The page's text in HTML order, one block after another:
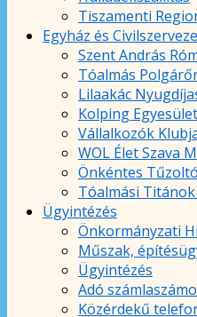
Tiszamenti
Egyház és
Szent András
Tóalmás
Lilaakác
Kolping Egyesület
Vállalkozók
WOL Élet Szava
Önkéntes
Tóalmási
Ügyintézés
Önkormányzati
Műszak,
Ügyintézés
Adó
Közérdekű